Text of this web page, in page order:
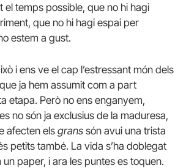
el temps possible, que no hi hagi
que no hi hagi espai per
estem a gust.
i ens ve el cap l’estressant món dels
ja hem assumit com a part
etapa. Però no ens enganyem,
no són ja exclusius de la maduresa,
afecten els grans són avui una trista
petits també. La vida s’ha doblegat
paper, i ara les puntes es toquen.